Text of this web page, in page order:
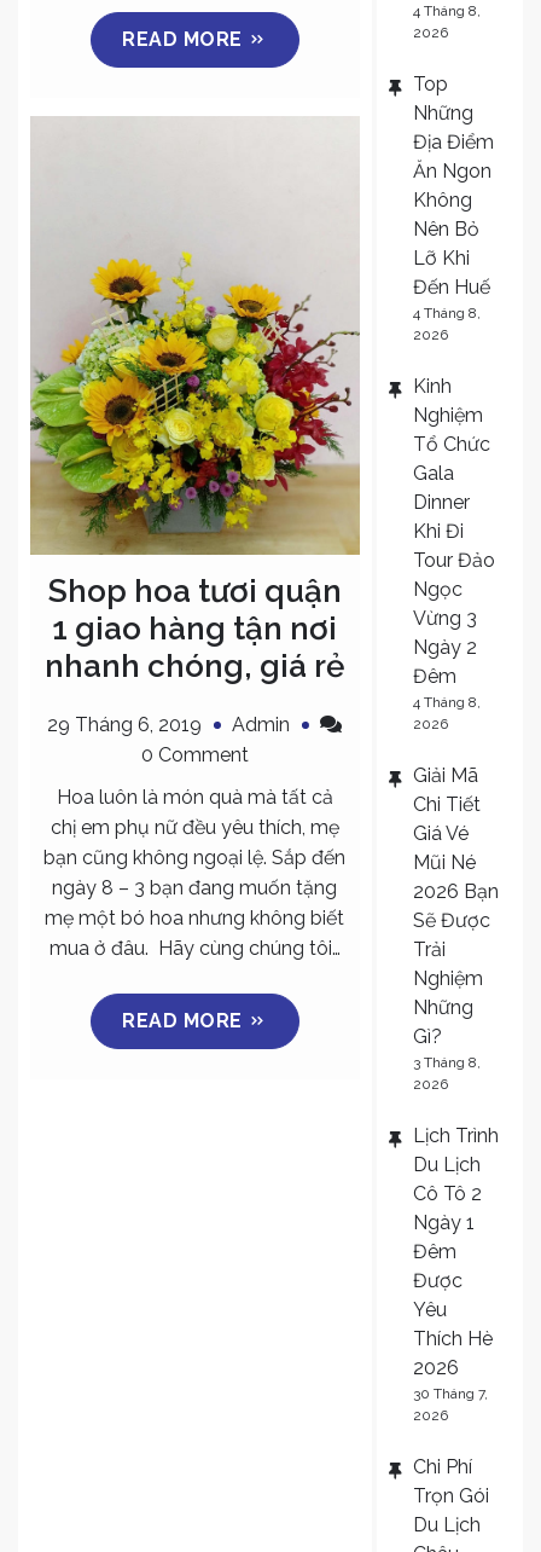
ý
nghĩa
READ MORE
Shop hoa tươi quận
1 giao hàng tận nơi
nhanh chóng, giá rẻ
29 Tháng 6, 2019
Admin
0 Commenton
Shop
hoa
tươi
quận
1
giao
tận
nơi
nhanh
Hoa luôn là món quà mà tất cả
chị em phụ nữ đều yêu thích, mẹ
bạn cũng không ngoại lệ. Sắp đến
ngày 8 – 3 bạn đang muốn tặng
mẹ một bó hoa nhưng không biết
mua ở đâu. Hãy cùng chúng tôi…
READ MORE
4 Tháng 8,
2026
Top
Những
Địa Điểm
Ăn Ngon
Không
Nên Bỏ
Lỡ Khi
Đến Huế
4 Tháng 8,
2026
Kinh
Nghiệm
Tổ Chức
Gala
Dinner
Khi Đi
Tour Đảo
Ngọc
Vừng 3
Ngày 2
Đêm
4 Tháng 8,
2026
Giải Mã
Chi Tiết
Giá Vé
Mũi Né
2026 Bạn
Sẽ Được
Trải
Nghiệm
Những
Gì?
3 Tháng 8,
2026
Lịch Trình
Du Lịch
Cô Tô 2
Ngày 1
Đêm
Được
Yêu
Thích Hè
2026
30 Tháng 7,
2026
Chi Phí
Trọn Gói
Du Lịch